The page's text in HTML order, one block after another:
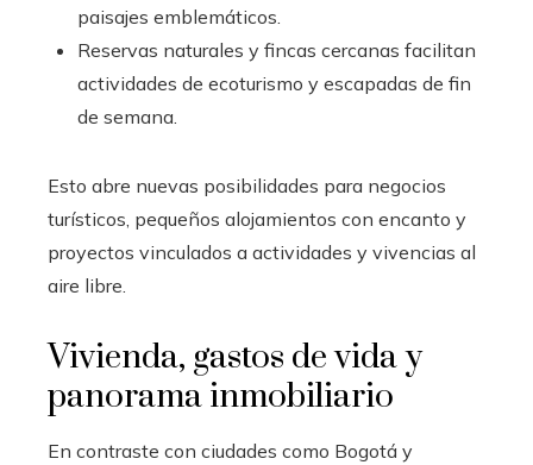
paisajes emblemáticos.
Reservas naturales y fincas cercanas facilitan
actividades de ecoturismo y escapadas de fin
de semana.
Esto abre nuevas posibilidades para negocios
turísticos, pequeños alojamientos con encanto y
proyectos vinculados a actividades y vivencias al
aire libre.
Vivienda, gastos de vida y
panorama inmobiliario
En contraste con ciudades como Bogotá y